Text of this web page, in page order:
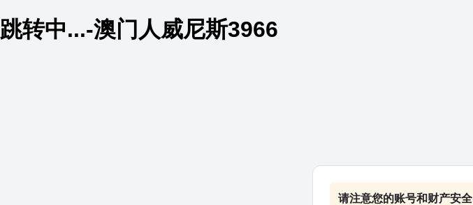
跳转中...-澳门人威尼斯3966
请注意您的账号和财产安全